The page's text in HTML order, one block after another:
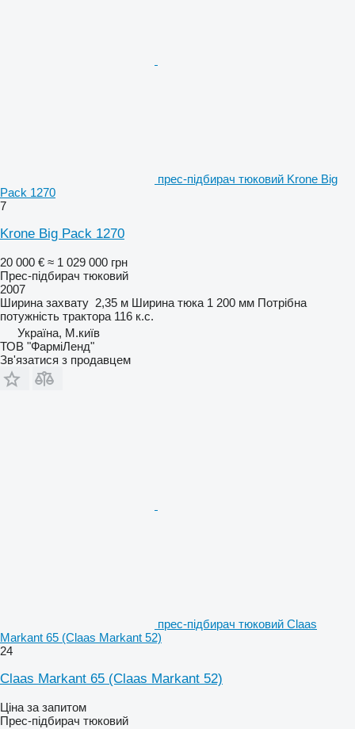
прес-підбирач тюковий Krone Big
Pack 1270
7
Krone Big Pack 1270
20 000 € ≈ 1 029 000 грн
Прес-підбирач тюковий
2007
Ширина захвату 2,35 м Ширина тюка 1 200 мм Потрібна
потужність трактора 116 к.с.
Україна, М.київ
ТОВ "ФарміЛенд"
Зв'язатися з продавцем
прес-підбирач тюковий Claas
Markant 65 (Claas Markant 52)
24
Claas Markant 65 (Claas Markant 52)
Ціна за запитом
Прес-підбирач тюковий